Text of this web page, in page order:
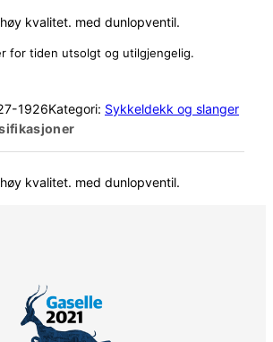
kvalitet. med dunlopventil.
for tiden utsolgt og utilgjengelig.
1926Kategori: Sykkeldekk og slanger
kvalitet. med dunlopventil.